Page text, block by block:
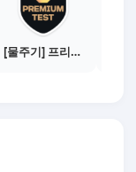
[물주기] 프리미엄 테스트 통과하기